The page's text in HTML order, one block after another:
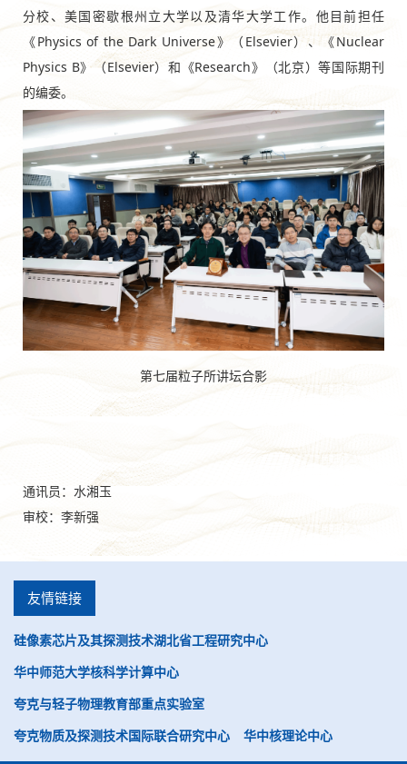
分校、美国密歇根州立大学以及清华大学工作。他目前担任
《Physics of the Dark Universe》（Elsevier）、《Nuclear
Physics B》（Elsevier）和《Research》（北京）等国际期刊
的编委。
第七届粒子所讲坛合影
通讯员：水湘玉
审校：李新强
友情链接
硅像素芯片及其探测技术湖北省工程研究中心
华中师范大学核科学计算中心
夸克与轻子物理教育部重点实验室
夸克物质及探测技术国际联合研究中心
华中核理论中心